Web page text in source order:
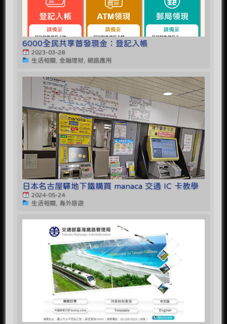
6000全民共享普發現金：登記入帳
2023-03-28
生活相關, 金融理財, 網路應用
日本名古屋驛地下鐵購買 manaca 交通 IC 卡教學
2024-05-24
生活相關, 海外旅遊